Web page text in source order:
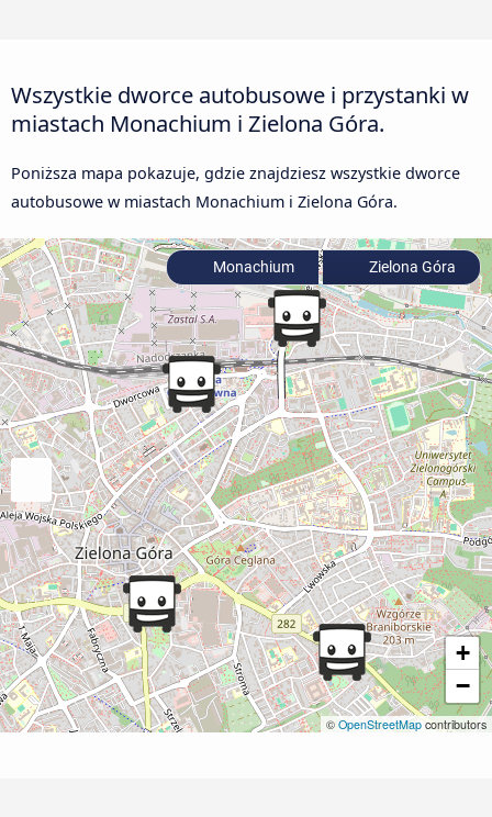
Wszystkie dworce autobusowe i przystanki w
miastach Monachium i Zielona Góra.
Poniższa mapa pokazuje, gdzie znajdziesz wszystkie dworce
autobusowe w miastach Monachium i Zielona Góra.
+
−
© OpenStreetMap contributors
Monachium Zielona Góra